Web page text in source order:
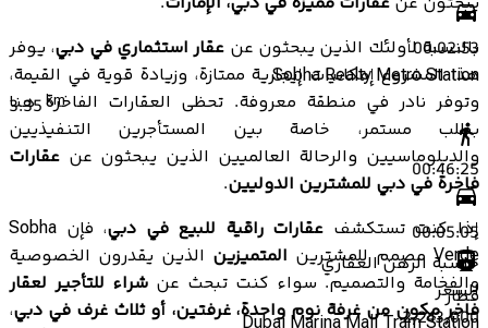
بالنسبة لأولئك الذين يبحثون عن عقار استثماري في دبي، يوفر
هذا المشروع إمكانيات إيجارية ممتازة، وزيادة قوية في القيمة،
وتوفر نادر في منطقة معروفة. تحظى العقارات الفاخرة هنا
بطلب مستمر، خاصة بين المستأجرين التنفيذيين
والدبلوماسيين والرحالة العالميين الذين يبحثون عن عقارات
فاخرة في دبي للمشترين الدوليين.
إذا كنت تستكشف عقارات راقية للبيع في دبي
، فإن Sobha
Verde مصمم للمشترين
المتميزين الذين يقدرون الخصوصية
والفخامة والتصميم. سواء كنت تبحث عن شراء للتأجير لعقار
فاخر مكون من غرفة نوم واحدة، غرفتين، أو ثلاث غرف في دبي،
00:02:53
Sobha Realty Metro Station
3.35 km
00:46:25
00:05:05
قطار
حاسبة الرهن العقاري
السعر
2,243,000